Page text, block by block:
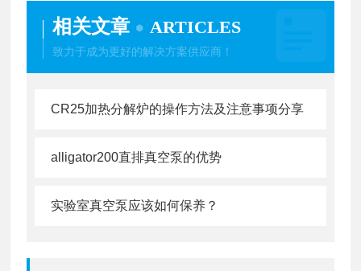
相关文章 ARTICLES
致力于成为更好的解决方案供应商！
CR25加热分解炉的操作方法及注意事项分享
alligator200直排真空泵的优势
实验室真空泵应该如何保养？